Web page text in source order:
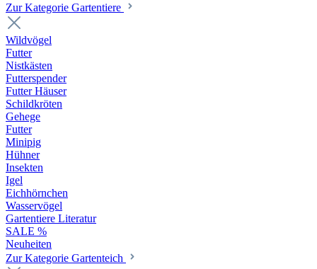
Zur Kategorie Gartentiere
Wildvögel
Futter
Nistkästen
Futterspender
Futter Häuser
Schildkröten
Gehege
Futter
Minipig
Hühner
Insekten
Igel
Eichhörnchen
Wasservögel
Gartentiere Literatur
SALE %
Neuheiten
Zur Kategorie Gartenteich